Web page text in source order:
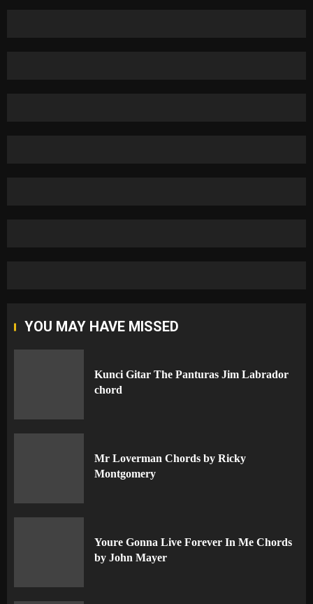
YOU MAY HAVE MISSED
Kunci Gitar The Panturas Jim Labrador
chord
Mr Loverman Chords by Ricky
Montgomery
Youre Gonna Live Forever In Me Chords
by John Mayer